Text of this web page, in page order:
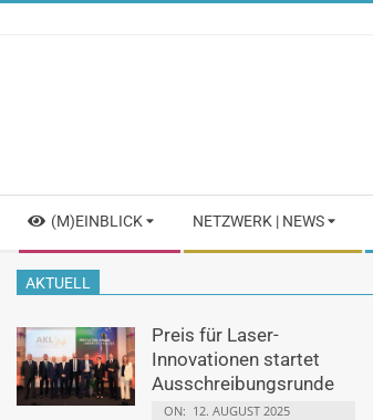
Navigation
Menu
(M)EINBLICK NETZWERK | NEWS
AKTUELL
Preis für Laser-
Innovationen startet
Ausschreibungsrunde
ON: 12. AUGUST 2025